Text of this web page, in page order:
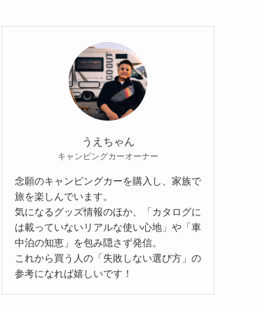
うえちゃん
キャンピングカーオーナー
念願のキャンピングカーを購入し、家族で
旅を楽しんでいます。
気になるグッズ情報のほか、「カタログに
は載っていないリアルな使い心地」や「車
中泊の知恵」を包み隠さず発信。
これから買う人の「失敗しない選び方」の
参考になれば嬉しいです！